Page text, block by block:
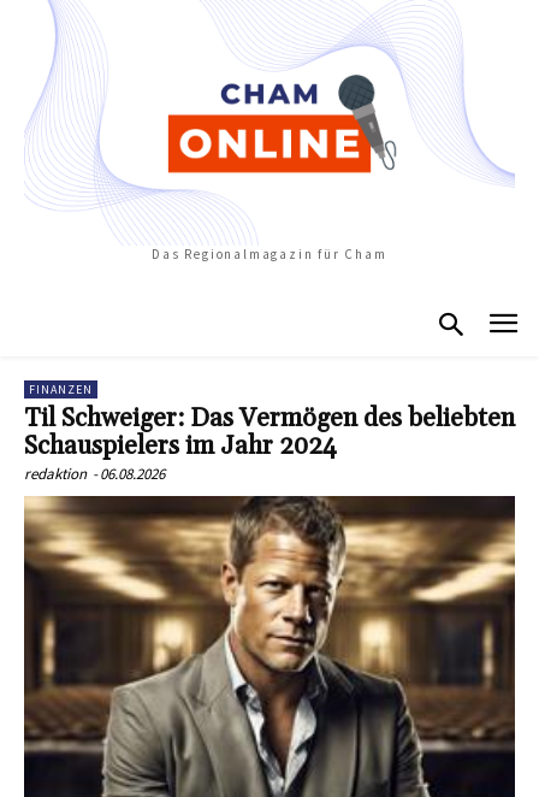
Das Regionalmagazin für Cham
FINANZEN
Til Schweiger: Das Vermögen des beliebten
Schauspielers im Jahr 2024
redaktion -06.08.2026